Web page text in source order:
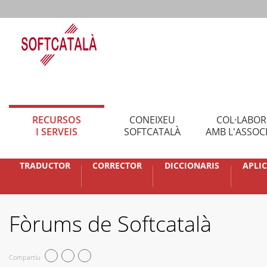
RECURSOS
I SERVEIS
CONEIXEU
SOFTCATALÀ
AMB
TRADUCTOR CORRECTOR DICCIONARIS
Fòrums de Softcatalà
Compartiu